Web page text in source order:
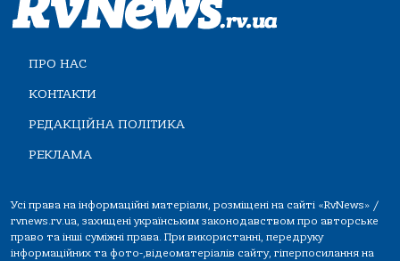
ПРО НАС
КОНТАКТИ
РЕДАКЦІЙНА ПОЛІТИКА
РЕКЛАМА
Усі права на інформаційні матеріали, розміщені на сайті «RvNews» /
rvnews.rv.ua, захищені українським законодавством про авторське
право та інші суміжні права. При використанні, передруку
інформаційних та фото-,відеоматеріалів сайту, гіперпосилання на